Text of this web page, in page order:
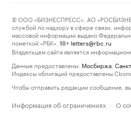
© ООО «БИЗНЕСПРЕСС», АО
службой по надзору в сфере связи,
массовой информации выдано
пометкой «РБК».
18+ letters@rbc.ru
Владельцем сайта является
Данные предоставлены: Мосбиржа
Индексы облигаций предоставлены
Чтобы отправить редакции сообщение,
Информация об ограничениях · О